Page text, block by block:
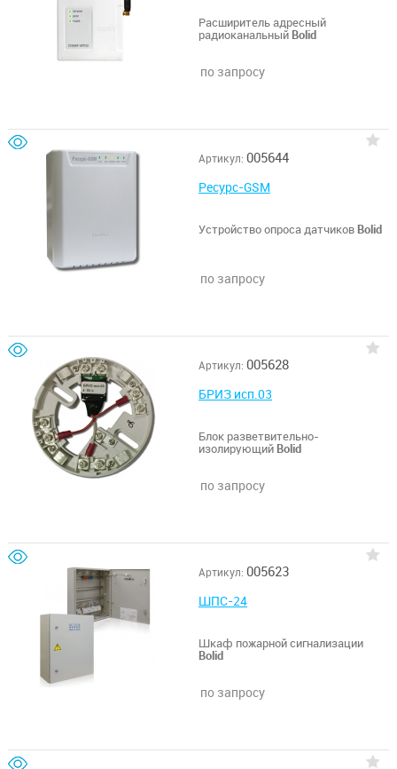
Расширитель адресный
радиоканальный Bolid
по запросу
Артикул: 005644
Ресурс-GSM
Устройство опроса датчиков Bolid
по запросу
Артикул: 005628
БРИЗ исп.03
Блок разветвительно-
изолирующий Bolid
по запросу
Артикул: 005623
ШПС-24
Шкаф пожарной сигнализации
Bolid
по запросу